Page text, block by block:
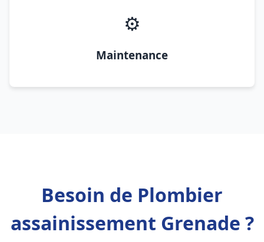
⚙️
Maintenance
Besoin de Plombier
assainissement Grenade ?